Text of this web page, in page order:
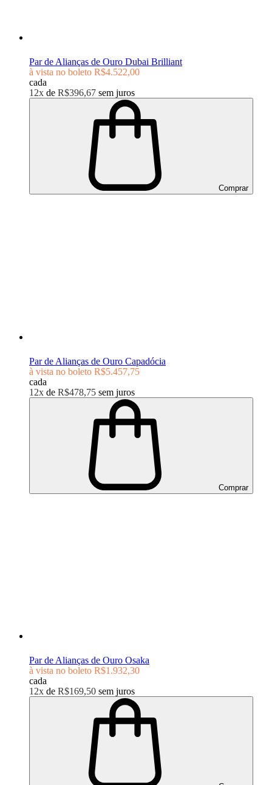
Par de Alianças de Ouro Dubai Brilliant
à vista no boleto R$4.522,00
cada
12x de R$396,67 sem juros
Comprar
Par de Alianças de Ouro Capadócia
à vista no boleto R$5.457,75
cada
12x de R$478,75 sem juros
Comprar
Par de Alianças de Ouro Osaka
à vista no boleto R$1.932,30
cada
12x de R$169,50 sem juros